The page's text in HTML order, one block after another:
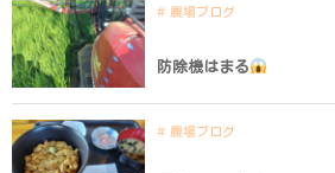
農場ブログ
防除機はまる
農場ブログ